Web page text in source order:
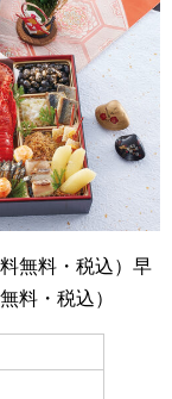
料無料・税込）早
料・税込）